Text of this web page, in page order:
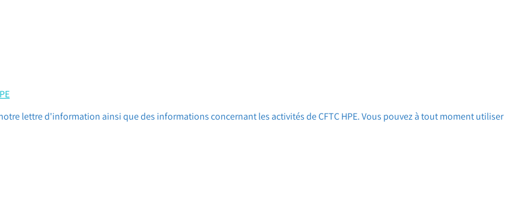
lettre d'information ainsi que des informations concernant les activités de CFTC HPE. Vous pouvez à tout moment utiliser